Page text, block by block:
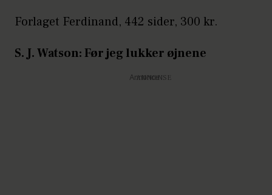
Forlaget Ferdinand, 442 sider, 300 kr.
S. J. Watson: Før jeg lukker øjnene
Annonce